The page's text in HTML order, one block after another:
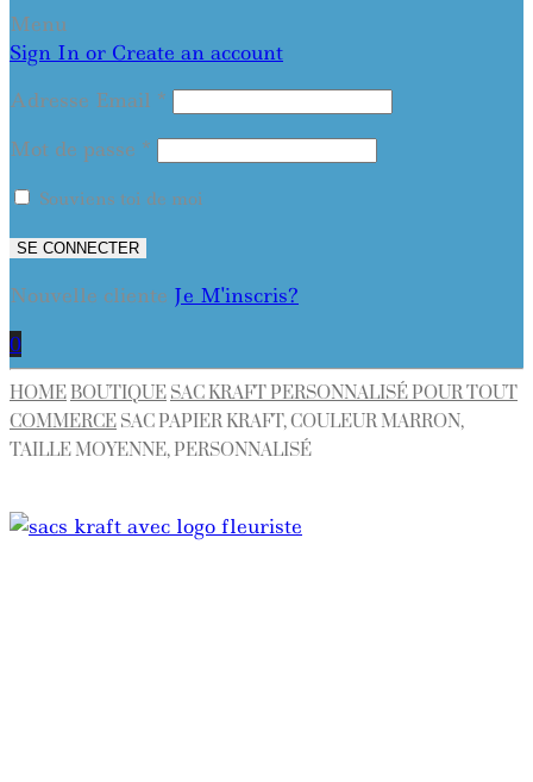
Menu
Sign In or Create an account
Adresse Email *
Mot de passe *
Souviens toi de moi
SE CONNECTER
Nouvelle cliente Je M'inscris?
0
HOME BOUTIQUE SAC KRAFT PERSONNALISÉ POUR TOUT
COMMERCE SAC PAPIER KRAFT, COULEUR MARRON,
TAILLE MOYENNE, PERSONNALISÉ